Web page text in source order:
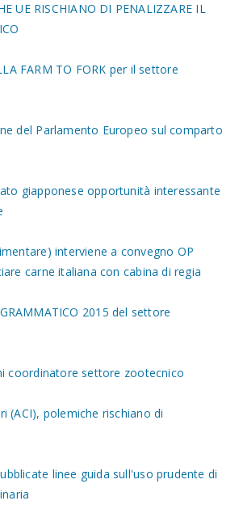
UE RISCHIANO DI PENALIZZARE IL
FARM TO FORK per il settore
del Parlamento Europeo sul comparto
giapponese opportunità interessante
interviene a convegno OP
carne italiana con cabina di regia
2015 del settore
coordinatore settore zootecnico
(ACI), polemiche rischiano di
linee guida sull'uso prudente di